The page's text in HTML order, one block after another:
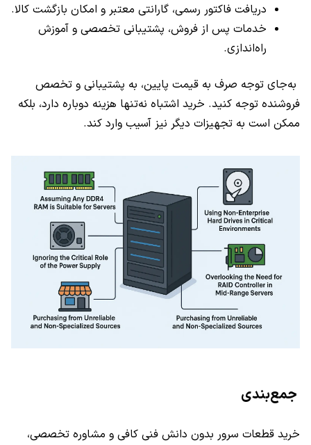
دریافت فاکتور رسمی، گارانتی معتبر و امکان بازگشت کالا.
خدمات پس از فروش، پشتیبانی تخصصی و آموزش
راه‌اندازی.
به‌جای توجه صرف به قیمت پایین، به پشتیبانی و تخصص
فروشنده توجه کنید. خرید اشتباه نه‌تنها هزینه دوباره دارد، بلکه
ممکن است به تجهیزات دیگر نیز آسیب وارد کند.
جمع‌بندی
خرید قطعات سرور بدون دانش فنی کافی و مشاوره تخصصی،